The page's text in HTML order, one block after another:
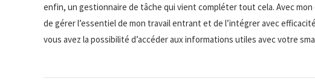
enfin, un gestionnaire de tâche qui vient compléter tout cela. Avec
de gérer l’essentiel de mon travail entrant et de l’intégrer avec
vous avez la possibilité d’accéder aux informations utiles avec votre